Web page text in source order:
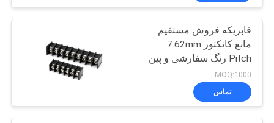
فابریکه فروش مستقیم
مانع کانکتور 7.62mm
Pitch رنگ سفارشی و پین
MOQ:1000
تماس